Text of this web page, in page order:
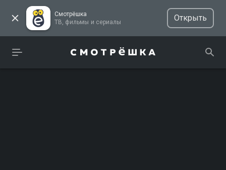
Смотрёшка
ТВ, фильмы и сериалы
Открыть